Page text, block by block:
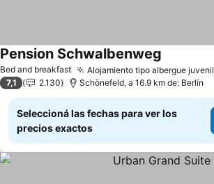
Bed and breakfast Alojamiento tipo albergue juvenil
Pension Schwalbenweg
7,1 2.130 Schönefeld, a 16.9 km de: Berlín
Seleccioná las fechas para ver los
precios exactos